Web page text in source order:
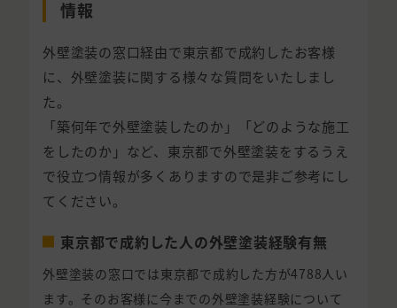
情報
外壁塗装の窓口経由で東京都で成約したお客様
に、外壁塗装に関する様々な質問をいたしまし
た。
「築何年で外壁塗装したのか」「どのような施工
をしたのか」など、東京都で外壁塗装をするうえ
で役立つ情報が多くありますので是非ご参考にし
てください。
東京都で成約した人の外壁塗装経験有無
外壁塗装の窓口では東京都で成約した方が4788人い
ます。そのお客様に今までの外壁塗装経験について